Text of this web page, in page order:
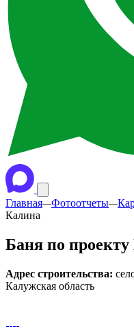
Главная—Фотоотчеты—
Калина
Баня по
Адрес строительства:
Калужская область